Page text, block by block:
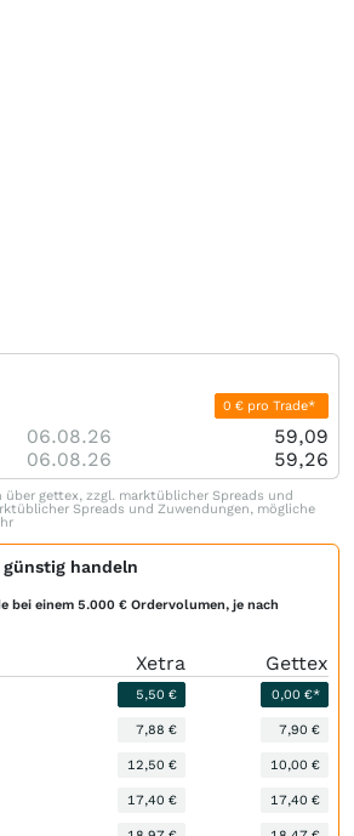
0 € pro Trade*
06.08.26
59,09
06.08.26 59,26
über gettex, zzgl. marktüblicher Spreads und
Spreads und Zuwendungen, mögliche
handeln
bei einem 5.000 € Ordervolumen, je nach
Xetra Gettex
5,50 € 0,00 €*
7,88 € 7,90 €
12,50 € 10,00 €
17,40 € 17,40 €